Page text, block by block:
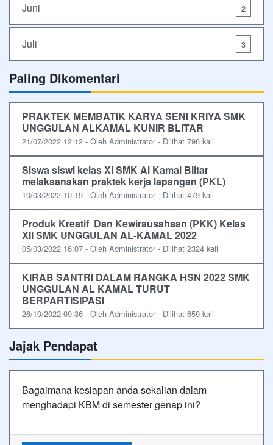
Juni 2
Juli 3
Paling Dikomentari
PRAKTEK MEMBATIK KARYA SENI KRIYA SMK
UNGGULAN ALKAMAL KUNIR BLITAR
21/07/2022 12:12 - Oleh Administrator - Dilihat 796 kali
Siswa siswi kelas XI SMK Al Kamal Blitar
melaksanakan praktek kerja lapangan (PKL)
10/03/2022 10:19 - Oleh Administrator - Dilihat 479 kali
Produk Kreatif Dan Kewirausahaan (PKK) Kelas
XII SMK UNGGULAN AL-KAMAL 2022
05/03/2022 16:07 - Oleh Administrator - Dilihat 2324 kali
KIRAB SANTRI DALAM RANGKA HSN 2022 SMK
UNGGULAN AL KAMAL TURUT
BERPARTISIPASI
26/10/2022 09:36 - Oleh Administrator - Dilihat 659 kali
Jajak Pendapat
Bagaimana kesiapan anda sekalian dalam
menghadapi KBM di semester genap ini?